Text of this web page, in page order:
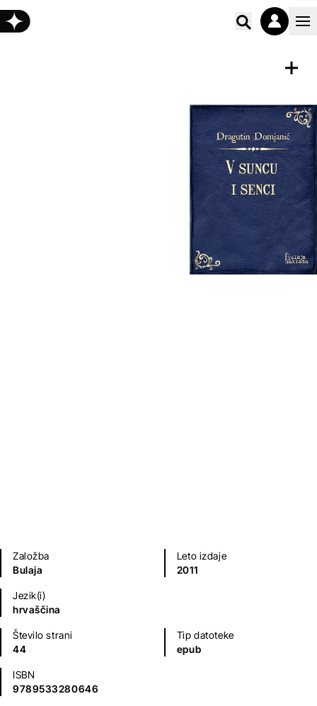
Založba
Bulaja
Leto izdaje
2011
Jezik(i)
hrvaščina
Število strani
44
Tip datoteke
epub
ISBN
9789533280646